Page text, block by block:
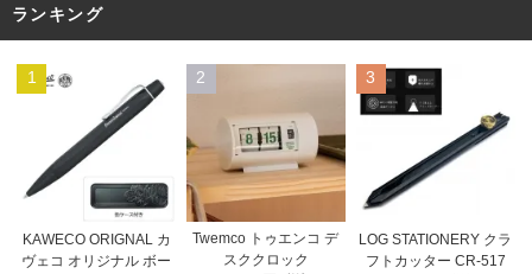
ランキング
1
KAWECO ORIGNAL カ
ヴェコ オリジナル ボー
2
Twemco トゥエンコ デ
スククロック
3
LOG STATIONERY クラ
フトカッター CR-517